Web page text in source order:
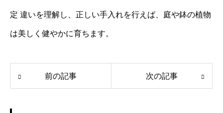
定 違いを理解し、正しい手入れを行えば、庭や鉢の植物
は美しく健やかに育ちます。
前の記事 次の記事